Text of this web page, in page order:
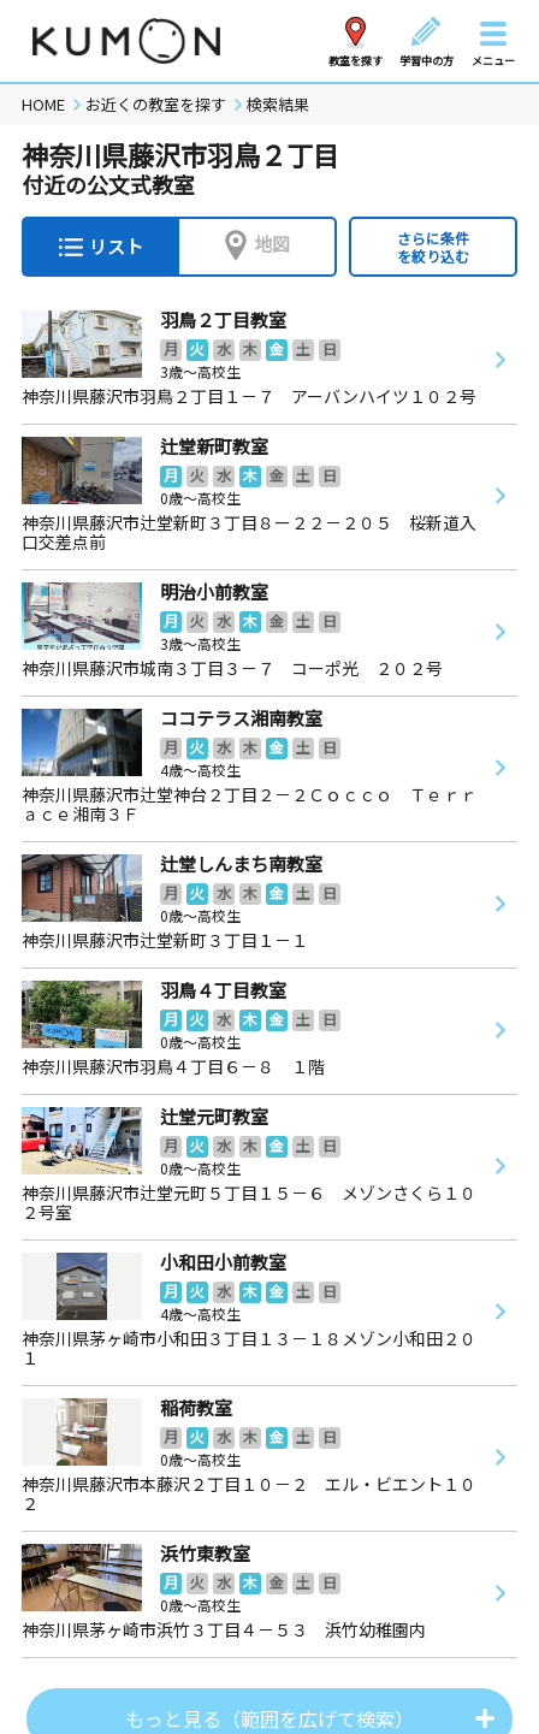
教室を探す 学習中の方 メニュー
HOME お近くの教室を探す 検索結果
神奈川県藤沢市羽鳥２丁目
付近の公文式教室
リスト 地図
さらに条件
を絞り込む
羽鳥２丁目教室
月 火 水 木 金 土
日
3歳～高校生
神奈川県藤沢市羽鳥２丁目１－７ アーバンハイツ１０２号
辻堂新町教室
月 火 水 木 金 土
日
0歳～高校生
神奈川県藤沢市辻堂新町３丁目８ー２２－２０５ 桜新道入
口交差点前
明治小前教室
月 火 水 木 金 土
日
3歳～高校生
神奈川県藤沢市城南３丁目３－７ コーポ光 ２０２号
ココテラス湘南教室
月 火 水 木 金 土
日
4歳～高校生
神奈川県藤沢市辻堂神台２丁目２－２Ｃｏｃｃｏ Ｔｅｒｒ
ａｃｅ湘南３Ｆ
辻堂しんまち南教室
月 火 水 木 金 土
日
0歳～高校生
神奈川県藤沢市辻堂新町３丁目１－１
羽鳥４丁目教室
月 火 水 木 金 土
日
0歳～高校生
神奈川県藤沢市羽鳥４丁目６－８ １階
辻堂元町教室
月 火 水 木 金 土
日
0歳～高校生
神奈川県藤沢市辻堂元町５丁目１５－６ メゾンさくら１０
２号室
小和田小前教室
月 火 水 木 金 土
日
4歳～高校生
神奈川県茅ヶ崎市小和田３丁目１３－１８メゾン小和田２０
１
稲荷教室
月 火 水 木 金 土
日
0歳～高校生
神奈川県藤沢市本藤沢２丁目１０－２ エル・ビエント１０
２
浜竹東教室
月 火 水 木 金 土
日
0歳～高校生
神奈川県茅ヶ崎市浜竹３丁目４－５３ 浜竹幼稚園内
もっと見る（範囲を広げて検索）